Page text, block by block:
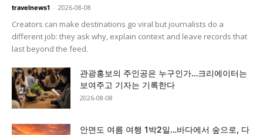
travelnews1 - 2026-08-08
Creators can make destinations go viral but journalists do a
different job: they ask why, explain context and leave records that
last beyond the feed.
관광홍보의 주인공은 누구인가…크리에이터는
보여주고 기자는 기록한다
2026-08-08
안면도 여름 여행 1박2일…바다에서 숲으로, 다